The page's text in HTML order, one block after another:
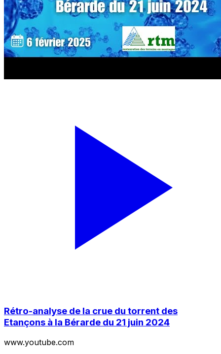
Rétro-analyse de la crue du torrent des
Etançons à la Bérarde du 21 juin 2024
www.youtube.com